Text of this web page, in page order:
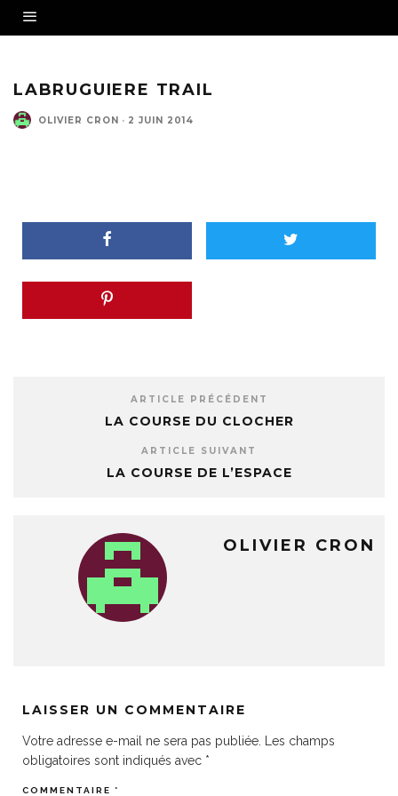
LABRUGUIERE TRAIL
OLIVIER CRON · 2 JUIN 2014
ARTICLE PRÉCÉDENT
LA COURSE DU CLOCHER
ARTICLE SUIVANT
LA COURSE DE L’ESPACE
OLIVIER CRON
LAISSER UN COMMENTAIRE
Votre adresse e-mail ne sera pas publiée.
Les champs
obligatoires sont indiqués avec *
COMMENTAIRE *